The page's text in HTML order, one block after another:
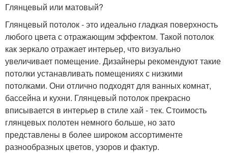
Глянцевый или матовый?
Глянцевый потолок - это идеально гладкая поверхность
любого цвета с отражающим эффектом. Такой потолок
как зеркало отражает интерьер, что визуально
увеличивает помещение. Дизайнеры рекомендуют такие
потолки устанавливать помещениях с низкими
потолками. Они отлично подходят для ванных комнат,
бассейна и кухни. Глянцевый потолок прекрасно
вписывается в интерьер в стиле хай - тек. Стоимость
глянцевых полотен немного больше, но зато
представлены в более широком ассортименте
разнообразных цветов, узоров и фактур.